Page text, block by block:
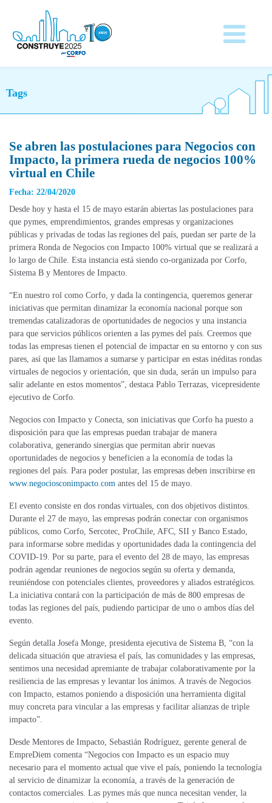
Tags
Se abren las postulaciones para Negocios con
Impacto, la primera rueda de negocios 100%
virtual en Chile
Fecha: 22/04/2020
Desde hoy y hasta el 15 de mayo estarán abiertas las postulaciones para
que pymes, emprendimientos, grandes empresas y organizaciones
públicas y privadas de todas las regiones del país, puedan ser parte de la
primera Ronda de Negocios con Impacto 100% virtual que se realizará a
lo largo de Chile. Esta instancia está siendo co-organizada por Corfo,
Sistema B y Mentores de Impacto.
“En nuestro rol como Corfo, y dada la contingencia, queremos generar
iniciativas que permitan dinamizar la economía nacional porque son
tremendas catalizadoras de oportunidades de negocios y una instancia
para que servicios públicos orienten a las pymes del país. Creemos que
todas las empresas tienen el potencial de impactar en su entorno y con sus
pares, así que las llamamos a sumarse y participar en estas inéditas rondas
virtuales de negocios y orientación, que sin duda, serán un impulso para
salir adelante en estos momentos”, destaca Pablo Terrazas, vicepresidente
ejecutivo de Corfo.
Negocios con Impacto y Conecta, son iniciativas que Corfo ha puesto a
disposición para que las empresas puedan trabajar de manera
colaborativa, generando sinergias que permitan abrir nuevas
oportunidades de negocios y beneficien a la economía de todas la
regiones del país. Para poder postular, las empresas deben inscribirse en
www.negociosconimpacto.com antes del 15 de mayo.
El evento consiste en dos rondas virtuales, con dos objetivos distintos.
Durante el 27 de mayo, las empresas podrán conectar con organismos
públicos, como Corfo, Sercotec, ProChile, AFC, SII y Banco Estado,
para informarse sobre medidas y oportunidades dada la contingencia del
COVID-19. Por su parte, para el evento del 28 de mayo, las empresas
podrán agendar reuniones de negocios según su oferta y demanda,
reuniéndose con potenciales clientes, proveedores y aliados estratégicos.
La iniciativa contará con la participación de más de 800 empresas de
todas las regiones del país, pudiendo participar de uno o ambos días del
evento.
Según detalla Josefa Monge, presidenta ejecutiva de Sistema B, “con la
delicada situación que atraviesa el país, las comunidades y las empresas,
sentimos una necesidad apremiante de trabajar colaborativamente por la
resiliencia de las empresas y levantar los ánimos. A través de Negocios
con Impacto, estamos poniendo a disposición una herramienta digital
muy concreta para vincular a las empresas y facilitar alianzas de triple
impacto”.
Desde Mentores de Impacto, Sebastián Rodríguez, gerente general de
EmpreDiem comenta “Negocios con Impacto es un espacio muy
necesario para el momento actual que vive el país, poniendo la tecnología
al servicio de dinamizar la economía, a través de la generación de
contactos comerciales. Las pymes más que nunca necesitan vender, la